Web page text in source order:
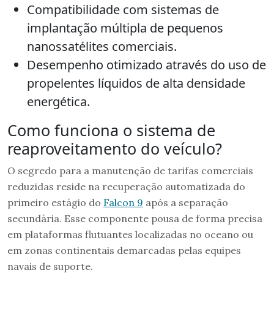
Compatibilidade com sistemas de
implantação múltipla de pequenos
nanossatélites comerciais.
Desempenho otimizado através do uso de
propelentes líquidos de alta densidade
energética.
Como funciona o sistema de
reaproveitamento do veículo?
O segredo para a manutenção de tarifas comerciais
reduzidas reside na recuperação automatizada do
primeiro estágio do Falcon 9 após a separação
secundária. Esse componente pousa de forma precisa
em plataformas flutuantes localizadas no oceano ou
em zonas continentais demarcadas pelas equipes
navais de suporte.